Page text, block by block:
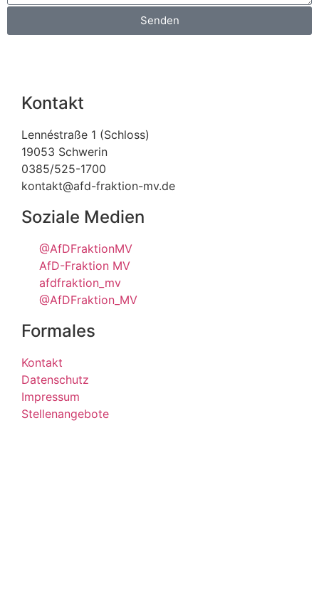
Senden
Kontakt
Lennéstraße 1 (Schloss)
19053 Schwerin
0385/525-1700
kontakt@afd-fraktion-mv.de
Soziale Medien
@AfDFraktionMV
AfD-Fraktion MV
afdfraktion_mv
@AfDFraktion_MV
Formales
Kontakt
Datenschutz
Impressum
Stellenangebote